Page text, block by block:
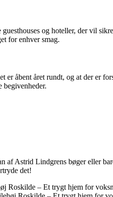
og hoteller, der vil
for enhver smag.
åbent året rundt, og at der er
begivenheder.
Astrid Lindgrens bøger eller
det!
Roskilde – Et trygt hjem for